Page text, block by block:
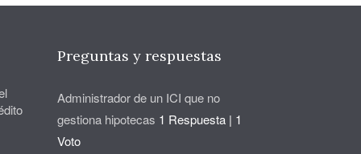
Preguntas y respuestas
Administrador de un ICI que no
gestiona hipotecas 1 Respuesta | 1
Voto